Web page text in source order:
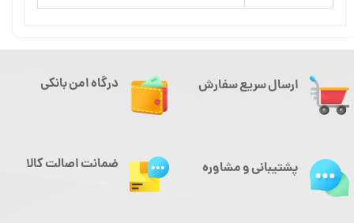
ارسال سریع سفارش درگاه امن بانکی
پشتیبانی و مشاوره ضمانت اصالت کالا